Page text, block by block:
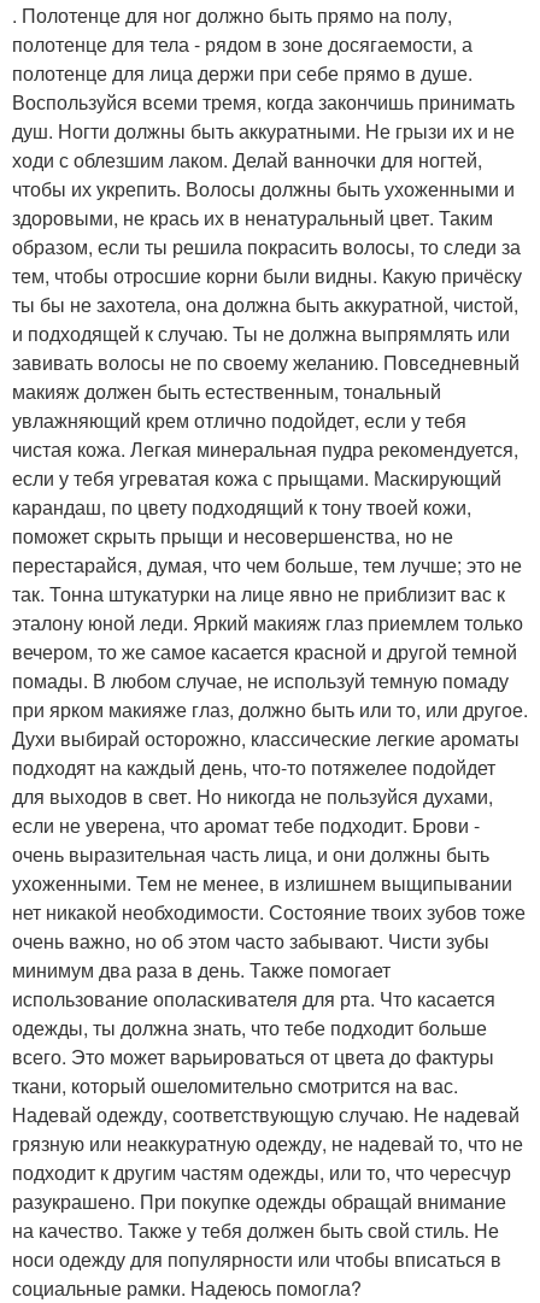
. Полотенце для ног должно быть прямо на полу,
полотенце для тела - рядом в зоне досягаемости, а
полотенце для лица держи при себе прямо в душе.
Воспользуйся всеми тремя, когда закончишь принимать
душ. Ногти должны быть аккуратными. Не грызи их и не
ходи с облезшим лаком. Делай ванночки для ногтей,
чтобы их укрепить. Волосы должны быть ухоженными и
здоровыми, не крась их в ненатуральный цвет. Таким
образом, если ты решила покрасить волосы, то следи за
тем, чтобы отросшие корни были видны. Какую причёску
ты бы не захотела, она должна быть аккуратной, чистой,
и подходящей к случаю. Ты не должна выпрямлять или
завивать волосы не по своему желанию. Повседневный
макияж должен быть естественным, тональный
увлажняющий крем отлично подойдет, если у тебя
чистая кожа. Легкая минеральная пудра рекомендуется,
если у тебя угреватая кожа с прыщами. Маскирующий
карандаш, по цвету подходящий к тону твоей кожи,
поможет скрыть прыщи и несовершенства, но не
перестарайся, думая, что чем больше, тем лучше; это не
так. Тонна штукатурки на лице явно не приблизит вас к
эталону юной леди. Яркий макияж глаз приемлем только
вечером, то же самое касается красной и другой темной
помады. В любом случае, не используй темную помаду
при ярком макияже глаз, должно быть или то, или другое.
Духи выбирай осторожно, классические легкие ароматы
подходят на каждый день, что-то потяжелее подойдет
для выходов в свет. Но никогда не пользуйся духами,
если не уверена, что аромат тебе подходит. Брови -
очень выразительная часть лица, и они должны быть
ухоженными. Тем не менее, в излишнем выщипывании
нет никакой необходимости. Состояние твоих зубов тоже
очень важно, но об этом часто забывают. Чисти зубы
минимум два раза в день. Также помогает
использование ополаскивателя для рта. Что касается
одежды, ты должна знать, что тебе подходит больше
всего. Это может варьироваться от цвета до фактуры
ткани, который ошеломительно смотрится на вас.
Надевай одежду, соответствующую случаю. Не надевай
грязную или неаккуратную одежду, не надевай то, что не
подходит к другим частям одежды, или то, что чересчур
разукрашено. При покупке одежды обращай внимание
на качество. Также у тебя должен быть свой стиль. Не
носи одежду для популярности или чтобы вписаться в
социальные рамки. Надеюсь помогла?